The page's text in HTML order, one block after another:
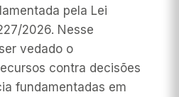
pela Lei
2026. Nesse
vedado o
contra decisões
fundamentadas em